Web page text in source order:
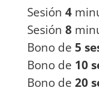
Sesión 4
Sesión 8
Bono de 5
Bono de 10
Bono de 20